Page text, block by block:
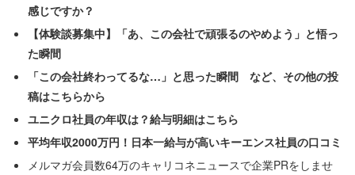
結局「買い叩かれた」という男性は、現在も
務使用を強制」
と搾取されているようだ。
感じですか？
【体験談募集中】「あ、この会社で頑張るのやめよう」と悟っ
た瞬間
「この会社終わってるな…」と思った瞬間 など、その他の投
稿はこちらから
ユニクロ社員の年収は？給与明細はこちら
平均年収2000万円！日本一給与が高いキーエンス社員の口コミ
メルマガ会員数64万のキャリコネニュースで企業PRをしませ